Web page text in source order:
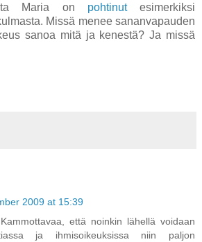
Maria on pohtinutesimerkiksi
Missä menee sananvapauden
sanoa mitä ja kenestä? Ja missä
2009 at 15:39
että noinkin lähellä voidaan
ja ihmisoikeuksissa niin paljon